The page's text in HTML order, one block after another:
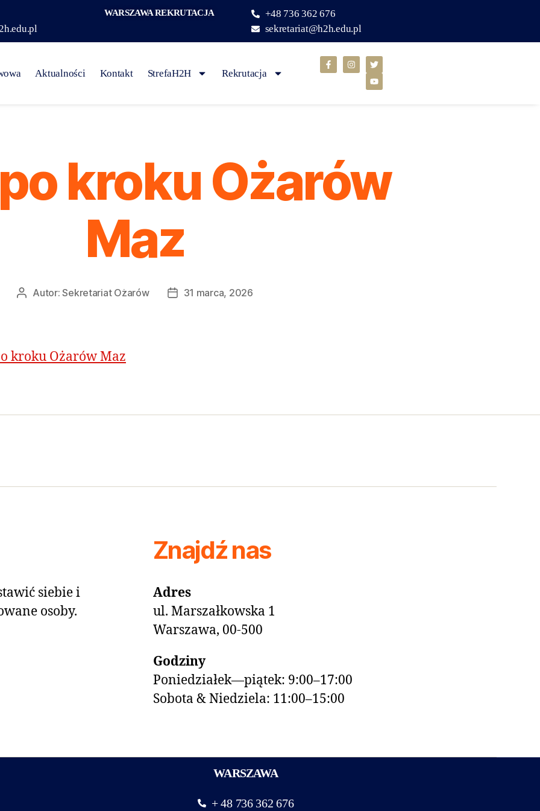
WARSZAWA REKRUTACJA
+48 736 362 676
sekretariat@h2h.edu.pl
Aktualności Kontakt StrefaH2H Rekrutacja
kroku Ożarów
Maz
Autor:Sekretariat Ożarów 31 marca, 2026
kroku Ożarów Maz
siebie i
osoby.
Znajdź nas
Adres
ul. Marszałkowska 1
Warszawa, 00-500
Godziny
Poniedziałek—piątek: 9:00–17:00
Sobota & Niedziela: 11:00–15:00
WARSZAWA
+ 48 736 362 676